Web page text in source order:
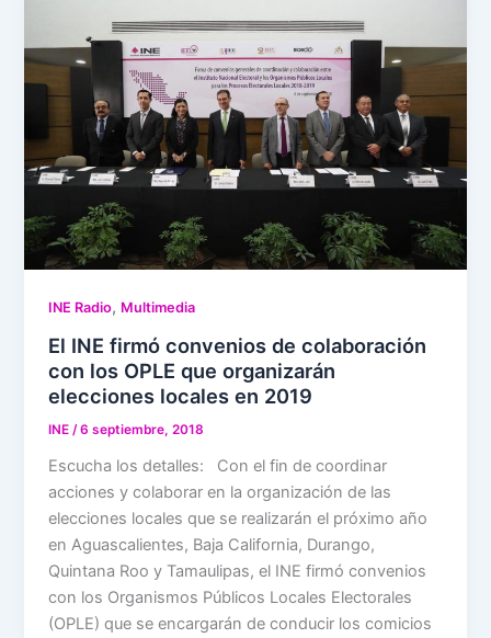
INE Radio, Multimedia
El INE firmó convenios de colaboración
con los OPLE que organizarán
elecciones locales en 2019
INE/6 septiembre, 2018
Escucha los detalles: Con el fin de coordinar
acciones y colaborar en la organización de las
elecciones locales que se realizarán el próximo año
en Aguascalientes, Baja California, Durango,
Quintana Roo y Tamaulipas, el INE firmó convenios
con los Organismos Públicos Locales Electorales
(OPLE) que se encargarán de conducir los comicios